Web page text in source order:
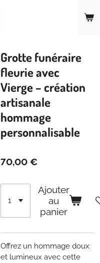
Grotte funéraire
fleurie avec
Vierge – création
artisanale
hommage
personnalisable
70,00 €
Ajouter
au
panier
Offrez un hommage doux
et lumineux avec cette